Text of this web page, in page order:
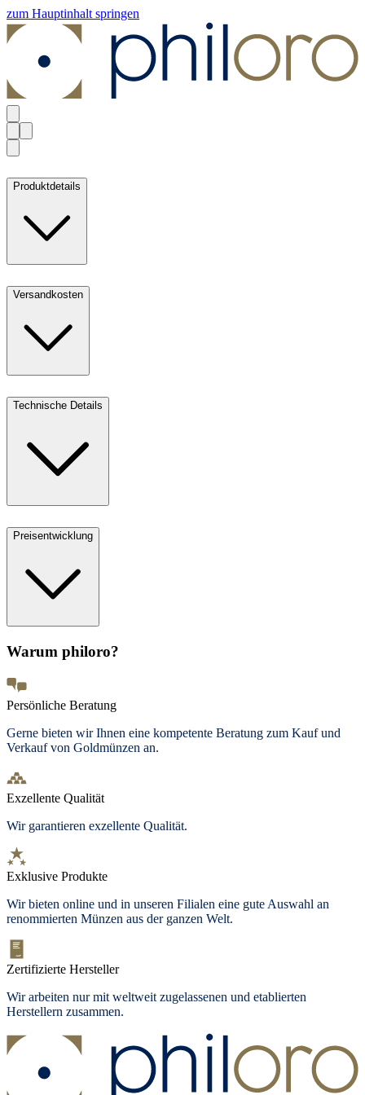
zum Hauptinhalt springen
Produktdetails
Versandkosten
Technische Details
Preisentwicklung
Warum philoro?
Persönliche Beratung
Gerne bieten wir Ihnen eine kompetente Beratung zum Kauf und
Verkauf von Goldmünzen an.
Exzellente Qualität
Wir garantieren exzellente Qualität.
Exklusive Produkte
Wir bieten online und in unseren Filialen eine gute Auswahl an
renommierten Münzen aus der ganzen Welt.
Zertifizierte Hersteller
Wir arbeiten nur mit weltweit zugelassenen und etablierten
Herstellern zusammen.